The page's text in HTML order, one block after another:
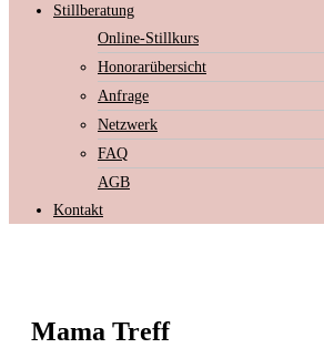
Stillberatung
Online-Stillkurs
Honorarübersicht
Anfrage
Netzwerk
FAQ
AGB
Kontakt
Mama Treff